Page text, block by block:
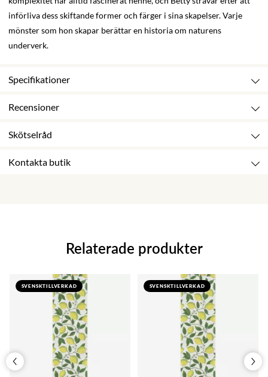
införliva dess skiftande former och färger i sina skapelser. Varje
mönster som hon skapar berättar en historia om naturens
underverk.
Specifikationer
Recensioner
Skötselråd
Kontakta butik
Relaterade produkter
SVENSKTILLVERKAD SVENSKTILLVERKAD